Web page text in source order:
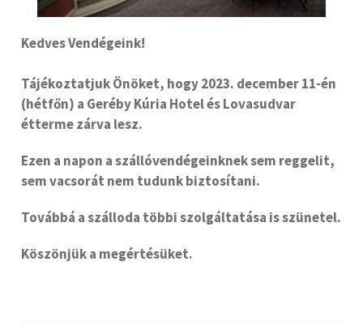
Kedves Vendégeink!
Tájékoztatjuk Önöket, hogy 2023. december 11-én
(hétfőn) a Geréby Kúria Hotel és Lovasudvar
étterme zárva lesz.
Ezen a napon a szállóvendégeinknek sem reggelit,
sem vacsorát nem tudunk biztosítani.
Továbbá a szálloda többi szolgáltatása is szünetel.
Köszönjük a megértésüket.